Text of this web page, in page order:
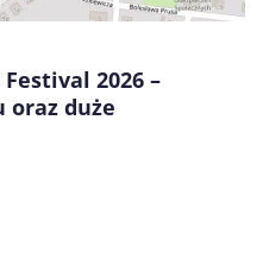
2026 –
duże